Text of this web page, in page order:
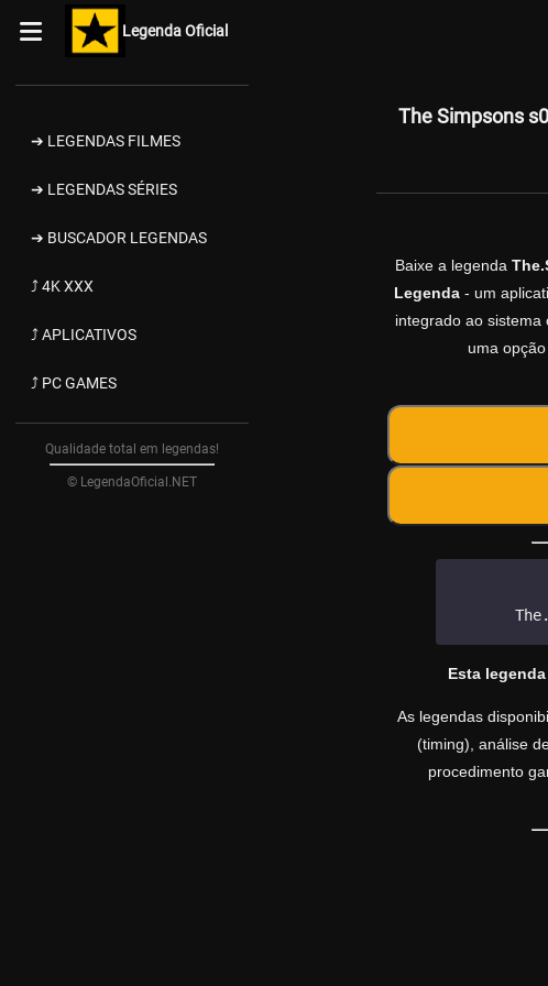
Legenda Oficial
➔ LEGENDAS FILMES
➔ LEGENDAS SÉRIES
➔ BUSCADOR LEGENDAS
⤴ 4K XXX
⤴ APLICATIVOS
⤴ PC GAMES
Qualidade total em legendas!
© LegendaOficial.NET
The Simpsons
Baixe a legenda
Legenda - um
integrado ao sistema
uma
Esta
As legendas
(timing), análise
procedimento